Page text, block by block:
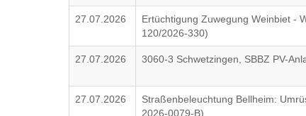
27.07.2026
Ertüchtigung Zuwegung Weinbiet -
120/2026-330)
27.07.2026 3060-3 Schwetzingen, SBBZ PV-
27.07.2026
Straßenbeleuchtung Bellheim:
2026-0079-B)